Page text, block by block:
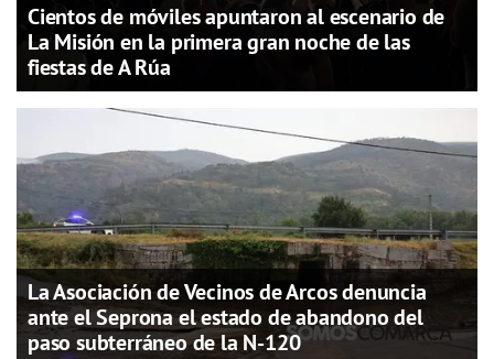
Cientos de móviles apuntaron al escenario de
La Misión en la primera gran noche de las
fiestas de A Rúa
La Asociación de Vecinos de Arcos denuncia
ante el Seprona el estado de abandono del
paso subterráneo de la N-120